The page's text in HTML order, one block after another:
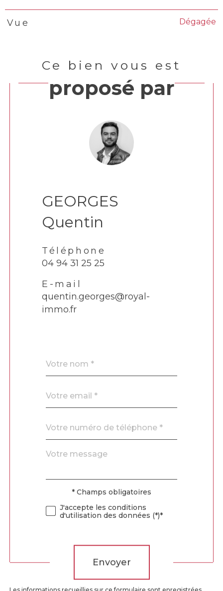
Vue Dégagée
Ce bien vous est
proposé par
GEORGES
Quentin
Téléphone
04 94 31 25 25
E-mail
quentin.georges@royal-
immo.fr
par
*
*
*
Fieldset
Message
*
Validation* Champs obligatoires
J'accepte les conditions
d'utilisation des données (*)*
Envoyer